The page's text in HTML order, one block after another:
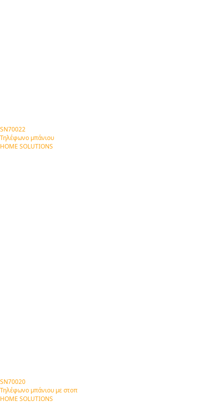
SN70022
Τηλέφωνο μπάνιου
HOME SOLUTIONS
SN70020
Τηλέφωνο μπάνιου με στοπ
HOME SOLUTIONS